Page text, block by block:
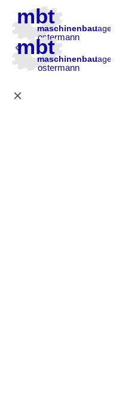
Zur Hauptnavigation
Zum Inhalt
Zur Fußzeile